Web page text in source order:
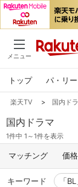
メニュー
トップ パ・リ
楽天TV > 国内ド
国内ドラマ
1件中 1～1件を表示
マッチング 価
キーワード 「